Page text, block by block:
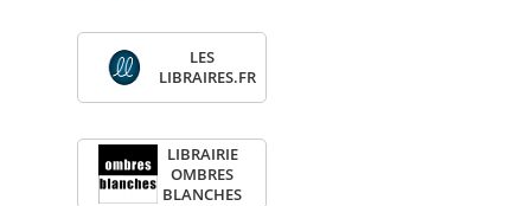
LES
LIBRAIRES.FR
LIBRAI­RIE
OMBRES
BLANCHES